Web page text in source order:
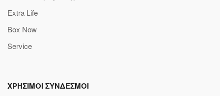
Extra Life
Box Now
Service
ΧΡΗΣΙΜΟΙ ΣΥΝΔΕΣΜΟΙ